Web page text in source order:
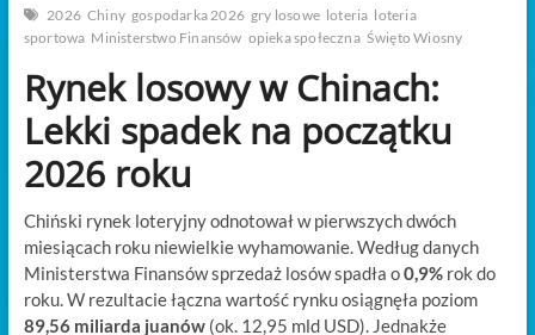
2026 Chiny gospodarka 2026 gry losowe loteria loteria
sportowa Ministerstwo Finansów opieka społeczna Święto Wiosny
Rynek losowy w Chinach:
Lekki spadek na początku
2026 roku
Chiński rynek loteryjny odnotował w pierwszych dwóch
miesiącach roku niewielkie wyhamowanie. Według danych
Ministerstwa Finansów sprzedaż losów spadła o0,9%rok do
roku. W rezultacie łączna wartość rynku osiągnęła poziom
89,56 miliarda juanów(ok. 12,95 mld USD). Jednakże